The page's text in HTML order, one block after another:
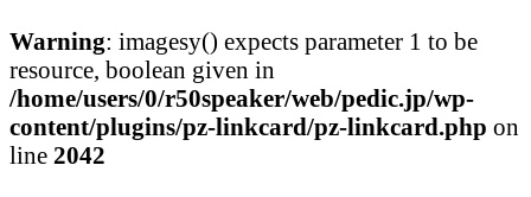
Warning: imagesy() expects parameter 1 to be
resource, boolean given in
/home/users/0/r50speaker/web/pedic.jp/wp-
content/plugins/pz-linkcard/pz-linkcard.php on
line 2042